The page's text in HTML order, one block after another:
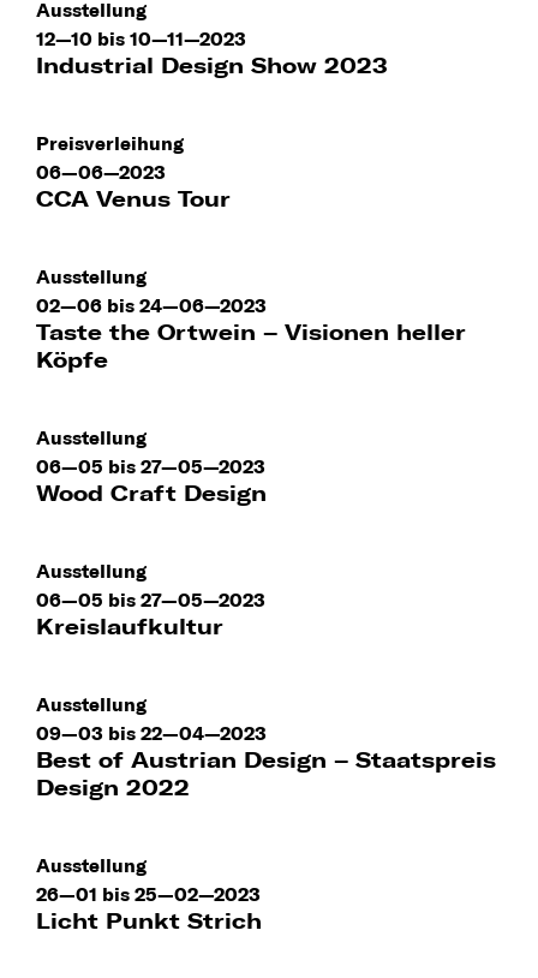
Ausstellung
12—10 bis 10—11—2023
Industrial Design Show 2023
Preisverleihung
06—06—2023
CCA Venus Tour
Ausstellung
02—06 bis 24—06—2023
Taste the Ortwein – Visionen heller
Köpfe
Ausstellung
06—05 bis 27—05—2023
Wood Craft Design
Ausstellung
06—05 bis 27—05—2023
Kreislaufkultur
Ausstellung
09—03 bis 22—04—2023
Best of Austrian Design – Staatspreis
Design 2022
Ausstellung
26—01 bis 25—02—2023
Licht Punkt Strich